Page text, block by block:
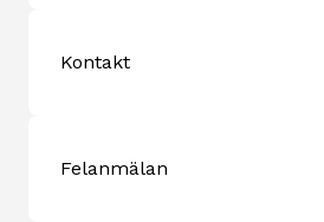
Kontakt
Felanmälan